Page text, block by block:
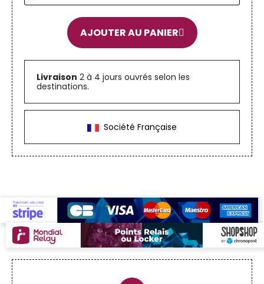
AJOUTER AU PANIER
Livraison 2 à 4 jours ouvrés selon les
destinations.
Société Française